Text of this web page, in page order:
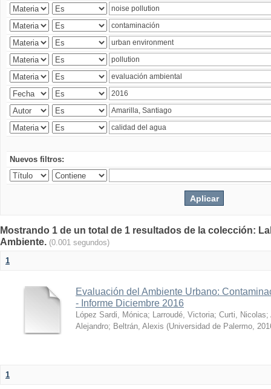
Nuevos filtros:
Mostrando 1 de un total de 1 resultados de la colección:
Ambiente. (0.001 segundos)
1
Evaluación del Ambiente Urbano:
- Informe Diciembre 2016
López Sardi, Mónica; Larroudé, Victoria; Curti, Nicolas;
Alejandro; Beltrán, Alexis (Universidad de Palermo,
1